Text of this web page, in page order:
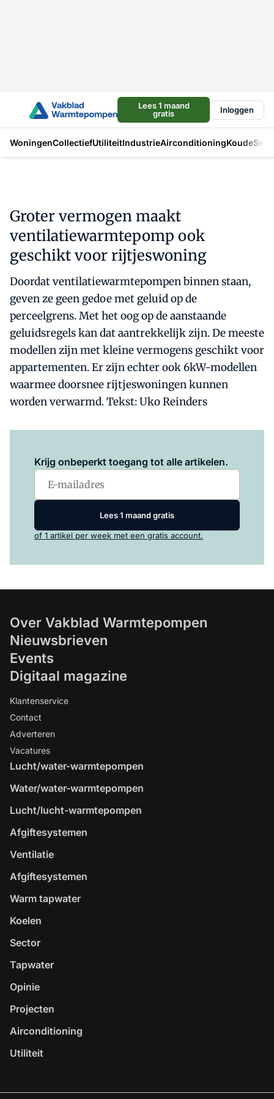
Lees 1 maand
gratis
Inloggen
WoningenCollectiefUtiliteitIndustrieAirconditioningKoude
Groter vermogen maakt
ventilatiewarmtepomp ook
geschikt voor rijtjeswoning
Doordat ventilatiewarmtepompen binnen staan,
geven ze geen gedoe met geluid op de
perceelgrens. Met het oog op de aanstaande
geluidsregels kan dat aantrekkelijk zijn. De meeste
modellen zijn met kleine vermogens geschikt voor
appartementen. Er zijn echter ook 6kW-modellen
waarmee doorsnee rijtjeswoningen kunnen
worden verwarmd. Tekst: Uko Reinders
Krijg onbeperkt toegang tot alle artikelen.
Lees 1 maand gratis
of 1 artikel per week met een gratis account.
Over Vakblad Warmtepompen
Nieuwsbrieven
Events
Digitaal magazine
Klantenservice
Contact
Adverteren
Vacatures
Lucht/water-warmtepompen
Water/water-warmtepompen
Lucht/lucht-warmtepompen
Afgiftesystemen
Ventilatie
Afgiftesystemen
Warm tapwater
Koelen
Sector
Tapwater
Opinie
Projecten
Airconditioning
Utiliteit